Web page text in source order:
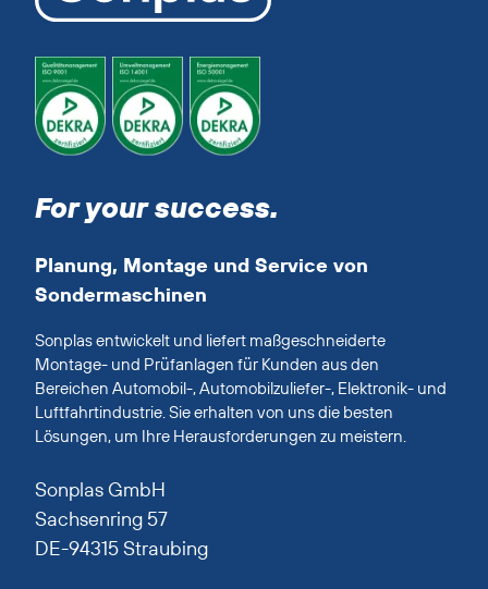
For your success.
Planung, Montage und Service von
Sondermaschinen
Sonplas entwickelt und liefert maßgeschneiderte
Montage- und Prüfanlagen für Kunden aus den
Bereichen Automobil-, Automobilzuliefer-, Elektronik- und
Luftfahrtindustrie. Sie erhalten von uns die besten
Lösungen, um Ihre Herausforderungen zu meistern.
Sonplas GmbH
Sachsenring 57
DE-94315 Straubing